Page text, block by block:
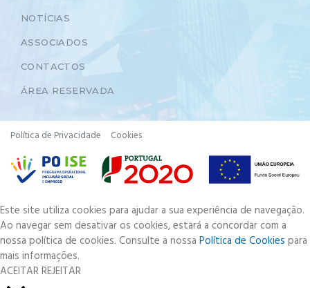
NOTÍCIAS
ASSOCIADOS
CONTACTOS
ÁREA RESERVADA
Política de Privacidade Cookies
Este site utiliza cookies para ajudar a sua experiência de navegação.
Ao navegar sem desativar os cookies, estará a concordar com a
nossa política de cookies. Consulte a nossa Política de Cookies para
mais informações.
ACEITARREJEITAR